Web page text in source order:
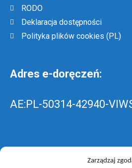
Zarządzaj
RODO
Deklaracja dostępności
Polityka plików cookies (PL)
Adres e-doręczeń:
AE:PL-50314-42940-
Skrzynka EPUAP: